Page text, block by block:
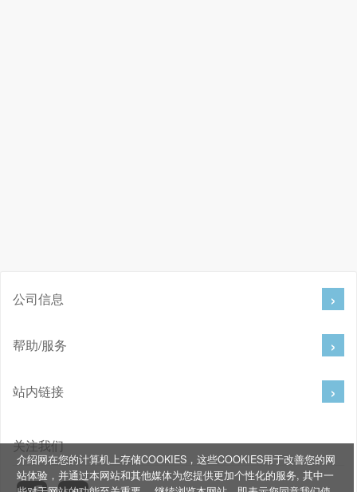
介绍网在您的计算机上存储COOKIES，这些COOKIES用于改善您的网
站体验，并通过本网站和其他媒体为您提供更加个性化的服务, 其中一
公司信息
帮助/服务
站内链接
关注我们